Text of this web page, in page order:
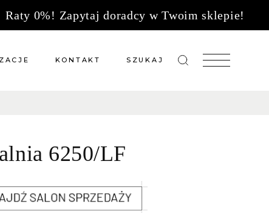
Raty 0%! Zapytaj doradcy w Twoim sklepie!
KONTAKT
Kuchnie
SZUKAJ
6250/LF